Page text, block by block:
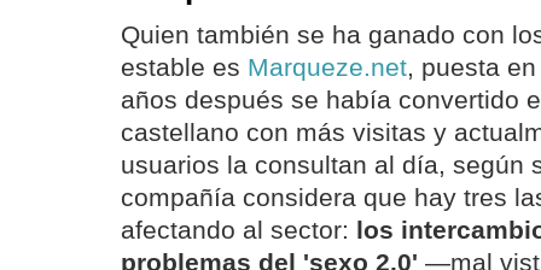
Quien también se ha ganado con
estable es Marqueze.net, puesta
años después se había convertido
castellano con más visitas y
usuarios la consultan al día, según
compañía considera que hay tres
afectando al sector: los
problemas del 'sexo 2.0' —mal